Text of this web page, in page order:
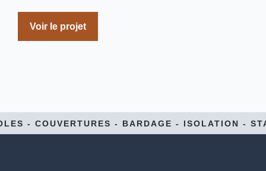
Voir le projet
- BARDAGE- ISOLATION-